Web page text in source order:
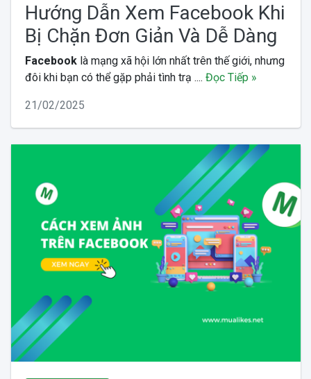
Hướng Dẫn Xem Facebook Khi
Bị Chặn Đơn Giản Và Dễ Dàng
Facebooklà mạng xã hội lớn nhất trên thế giới, nhưng
đôi khi bạn có thể gặp phải tình trạ .... Đọc Tiếp »
21/02/2025